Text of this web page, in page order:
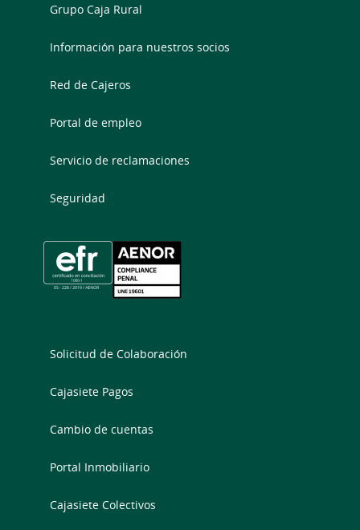
Grupo Caja Rural
Información para nuestros socios
Red de Cajeros
Portal de empleo
Servicio de reclamaciones
Seguridad
Solicitud de Colaboración
Cajasiete Pagos
Cambio de cuentas
Portal Inmobiliario
Cajasiete Colectivos